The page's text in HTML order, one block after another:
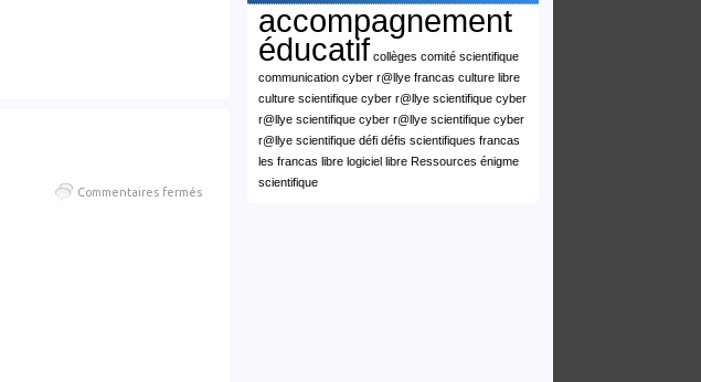
Commentaires ferméssur
accompagnement
éducatif collèges comité scientifique
communication cyber r@llye francas culture libre
culture scientifique cyber r@llye scientifique cyber
r@llye scientifique cyber r@llye scientifique cyber
r@llye scientifique défi défis scientifiques francas
les francas libre logiciel libre Ressources énigme
scientifique